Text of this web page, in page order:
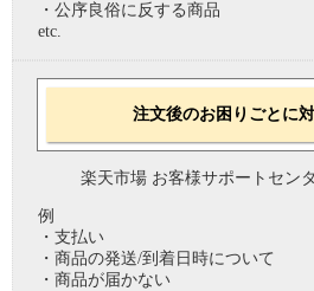
・公序良俗に反する商品
etc.
注文後のお困りごとに
楽天市場 お客様サポートセン
例
・支払い
・商品の発送/到着日時について
・商品が届かない